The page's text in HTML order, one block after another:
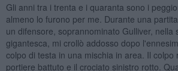
Gli anni tra i trenta e i quaranta sono i
almeno lo furono per me. Durante una
un difensore, soprannominato Gulliver, nella
gigantesca, mi crollò addosso dopo
colpo di testa in una mischia in area. Il colpo
portiere battuto e il crociato sinistro rotto.